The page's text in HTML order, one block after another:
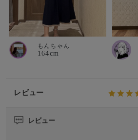
もんちゃん
164cm
レビュー
レビュー